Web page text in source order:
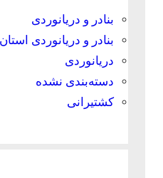
بنادر و دریانوردی
بنادر و دریانوردی
دریانوردی
دسته‌بندی نشده
کشتیرانی